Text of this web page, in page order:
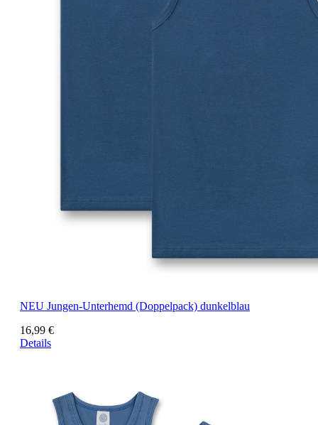
NEU Jungen-Unterhemd (Doppelpack) dunkelblau
16,99 €
Details